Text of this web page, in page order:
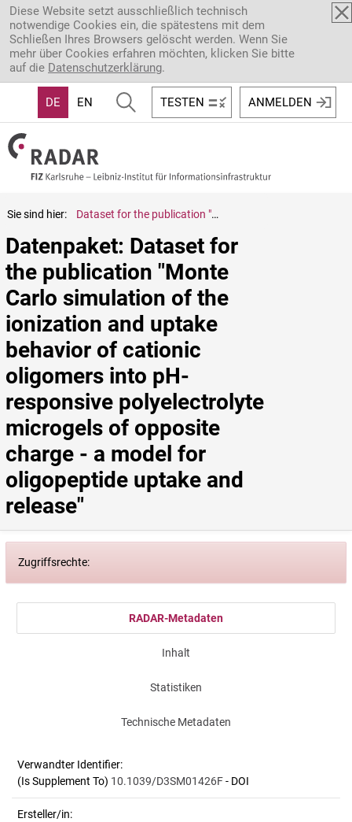
Direkt zum Inhalt
Diese Website setzt ausschließlich technisch
notwendige Cookies ein, die spätestens mit dem
Schließen Ihres Browsers gelöscht werden. Wenn Sie
mehr über Cookies erfahren möchten, klicken Sie bitte
auf die Datenschutzerklärung.
DE EN TESTEN ANMELDEN
Sie sind hier: Dataset for the publication "Monte Carlo simulation of the ionization and uptake behavior of cationic oligomers into pH-responsive polyelectrolyte microgels of opposite charge - a model for oligopeptide uptake and release"
Datenpaket: Dataset for
the publication "Monte
Carlo simulation of the
ionization and uptake
behavior of cationic
oligomers into pH-
responsive polyelectrolyte
microgels of opposite
charge - a model for
oligopeptide uptake and
release"
Zugriffsrechte:
RADAR-Metadaten
Inhalt
Statistiken
Technische Metadaten
Verwandter Identifier:
(Is Supplement To) 10.1039/D3SM01426F- DOI
Ersteller/in: